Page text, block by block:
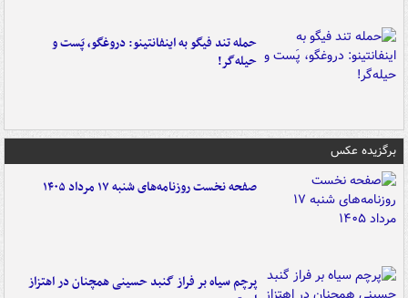
حمله تند فیگو به اینفانتینو: دروغگو، پَست‌ و
حیله‌گر!
برگزیده عکس
صفحه نخست روزنامه‌های شنبه ۱۷ مرداد ۱۴۰۵
پرچم سیاه بر فراز گنبد حسینی همچنان در اهتزاز